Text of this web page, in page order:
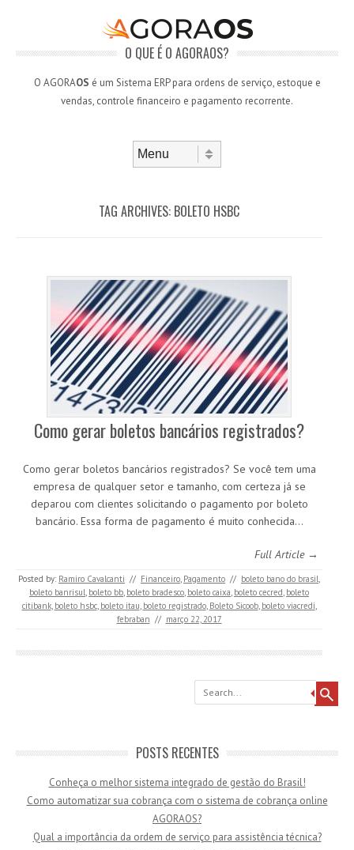
O QUE É O AGORAOS?
O AGORAOS é um Sistema ERP para ordens de serviço, estoque e
vendas, controle financeiro e pagamento recorrente.
TAG ARCHIVES: BOLETO HSBC
Como gerar boletos bancários registrados?
Como gerar boletos bancários registrados? Se você tem uma
empresa de qualquer setor e tamanho, com certeza já se
deparou com clientes solicitando o pagamento por boleto
bancário. Essa forma de pagamento é muito conhecida…
Full Article →
Posted by: Ramiro Cavalcanti // Financeiro, Pagamento // boleto bano do brasil,
boleto banrisul, boleto bb, boleto bradesco, boleto caixa, boleto cecred, boleto
citibank, boleto hsbc, boleto itau, boleto registrado, Boleto Sicoob, boleto viacredi,
febraban // março 22, 2017
Search
POSTS RECENTES
Conheça o melhor sistema integrado de gestão do Brasil!
Como automatizar sua cobrança com o sistema de cobrança online
AGORAOS?
Qual a importância da ordem de serviço para assistência técnica?